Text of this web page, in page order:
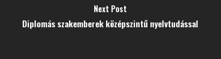
Next Post
Diplomás szakemberek középszintű nyelvtudással